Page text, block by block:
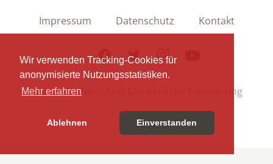
Wir verwenden Tracking-Cookies für
anonymisierte Nutzungsstatistiken.
Mehr erfahren
Ablehnen Einverstanden
Impressum Datenschutz Kontakt
FacebookTwitter Instagram
© 2026 Z. Zeitschrift Marxistische Erneuerung